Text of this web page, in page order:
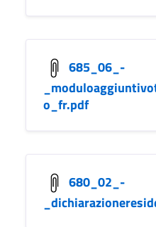
685_06_-
o_fr.pdf
680_02_-